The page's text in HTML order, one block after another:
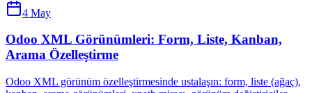
4 May
Odoo XML Görünümleri: Form, Liste, Kanban,
Arama Özelleştirme
Odoo XML görünüm özelleştirmesinde ustalaşın: form, liste (ağaç),